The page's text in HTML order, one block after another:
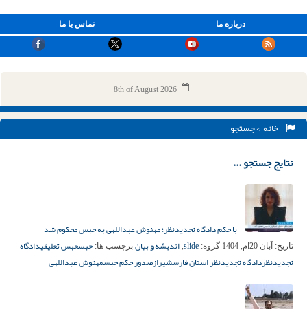
تماس با ما درباره ما
8th of August 2026
خانه > جستجو
نتایج جستجو ...
با حکم دادگاه تجدیدنظر؛ مهنوش عبداللهی به حبس محکوم شد
تاریخ: آبان 20ام, 1404 گروه: slide
, اندیشه و بیان برچسب ها: حبسحبس تعلیقیدادگاه
تجدیدنظردادگاه تجدیدنظر استان فارسشیرازصدور حکم حبسمهنوش عبداللهی